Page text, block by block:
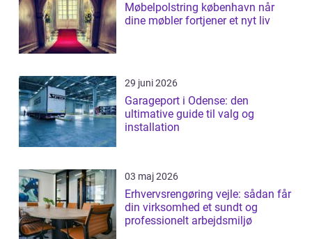
Møbelpolstring københavn når
dine møbler fortjener et nyt liv
29 juni 2026
Garageport i Odense: den
ultimative guide til valg og
installation
03 maj 2026
Erhvervsrengøring vejle: sådan får
din virksomhed et sundt og
professionelt arbejdsmiljø